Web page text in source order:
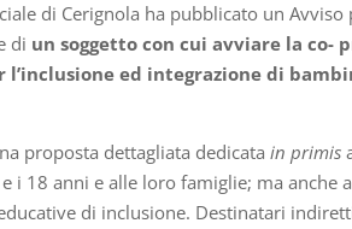
di Cerignola ha pubblicato un
di un soggetto con cui avviare la co-
l’inclusione ed integrazione di
proposta dettagliata dedicatain primis
i 18 anni e alle loro famiglie; ma anche
di inclusione. Destinatari